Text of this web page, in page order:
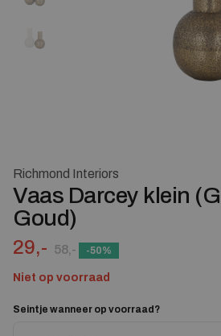
Richmond Interiors
Vaas Darcey klein
Goud)
58,-
Oorspronkelijke prijs
29,-
Huidige prijs is: 29,-.
-50%
Niet op voorraad
Seintje wanneer op voorraad?